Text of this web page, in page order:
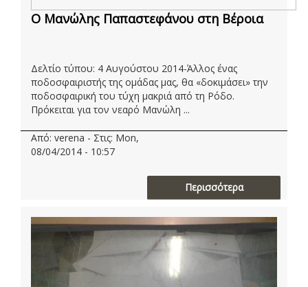
Ο Μανώλης Παπαστεφάνου στη Βέροια
Δελτίο τύπου: 4 Αυγούστου 2014-Άλλος ένας
ποδοσφαιριστής της ομάδας μας, θα «δοκιμάσει» την
ποδοσφαιρική του τύχη μακριά από τη Ρόδο.
Πρόκειται για τον νεαρό Μανώλη ...
Από: verena - Στις: Mon,
08/04/2014 - 10:57
Περισσότερα